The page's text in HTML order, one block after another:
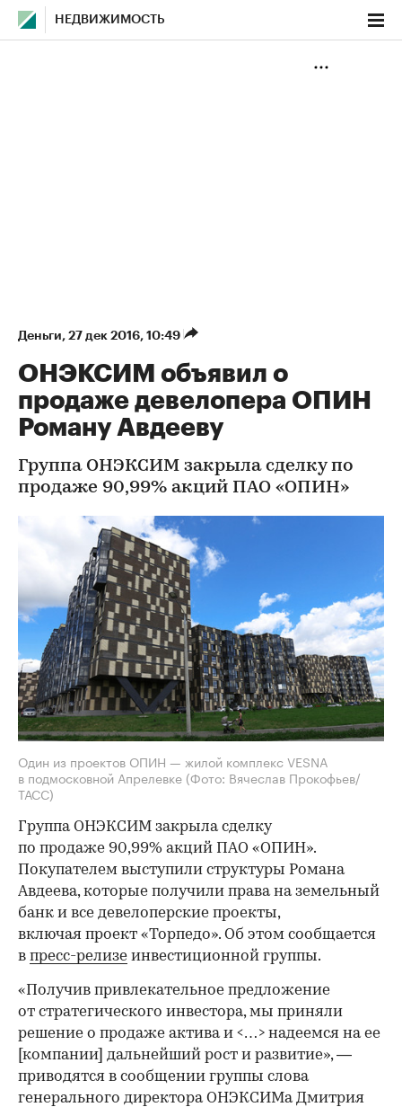
НЕДВИЖИМОСТЬ
Деньги⁠, 27 дек 2016, 10:49
ОНЭКСИМ объявил о
продаже девелопера ОПИН
Роману Авдееву
Группа ОНЭКСИМ закрыла сделку по
продаже 90,99% акций ПАО «ОПИН»
Один из проектов ОПИН — жилой комплекс VESNA
в подмосковной Апрелевке (Фото: Вячеслав Прокофьев/
ТАСС)
Группа ОНЭКСИМ закрыла сделку
по продаже 90,99% акций ПАО «ОПИН».
Покупателем выступили структуры Романа
Авдеева, которые получили права на земельный
банк и все девелоперские проекты,
включая проект «Торпедо». Об этом сообщается
в пресс-релизе инвестиционной группы.
«Получив привлекательное предложение
от стратегического инвестора, мы приняли
решение о продаже актива и <…> надеемся на ее
[компании] дальнейший рост и развитие», —
приводятся в сообщении группы слова
генерального директора ОНЭКСИМа Дмитрия